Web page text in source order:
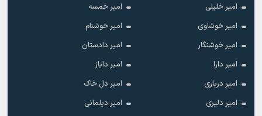
امیر خلیلی
امیر خمسه
امیر خوشاوی
امیر خوشنام
امیر خوشنگار
امیر دادستان
امیر دارا
امیر دایاز
امیر درباری
امیر دل خاک
امیر دلیری
امیر دیلمانی